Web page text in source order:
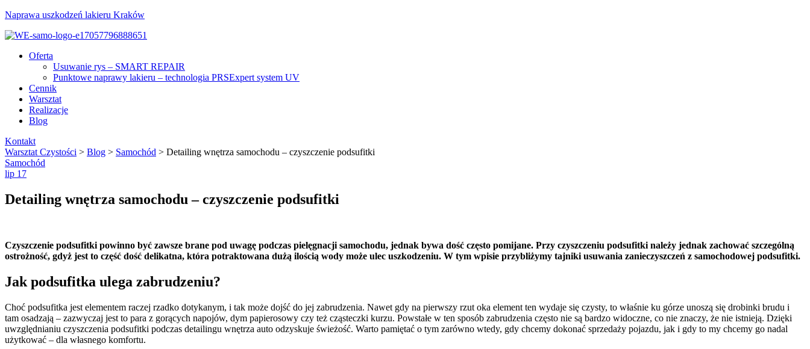
Naprawa uszkodzeń lakieru Kraków
Menu
Oferta
Usuwanie rys – SMART REPAIR
Punktowe naprawy lakieru – technologia PRSExpert system UV
Cennik
Warsztat
Realizacje
Blog
Kontakt
Warsztat Czystości > Blog > Samochód > Detailing wnętrza samochodu – czyszczenie podsufitki
Categories
Samochód
lip 17
Detailing wnętrza samochodu – czyszczenie podsufitki
Czyszczenie podsufitki powinno być zawsze brane pod uwagę podczas pielęgnacji samochodu, jednak bywa dość często pomijane. Przy czyszczeniu podsufitki należy jednak zachować szczególną
ostrożność, gdyż jest to część dość delikatna, która potraktowana dużą ilością wody może ulec uszkodzeniu. W tym wpisie przybliżymy tajniki usuwania zanieczyszczeń z samochodowej podsufitki.
Jak podsufitka ulega zabrudzeniu?
Choć podsufitka jest elementem raczej rzadko dotykanym, i tak może dojść do jej zabrudzenia. Nawet gdy na pierwszy rzut oka element ten wydaje się czysty, to właśnie ku górze unoszą się drobinki brudu i
tam osadzają – zazwyczaj jest to para z gorących napojów, dym papierosowy czy też cząsteczki kurzu. Powstałe w ten sposób zabrudzenia często nie są bardzo widoczne, co nie znaczy, że nie istnieją. Dzięki
uwzględnianiu czyszczenia podsufitki podczas detailingu wnętrza auto odzyskuje świeżość. Warto pamiętać o tym zarówno wtedy, gdy chcemy dokonać sprzedaży pojazdu, jak i gdy to my chcemy go nadal
użytkować – dla własnego komfortu.